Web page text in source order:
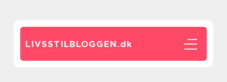
LIVSSTILBLOGGEN.dk